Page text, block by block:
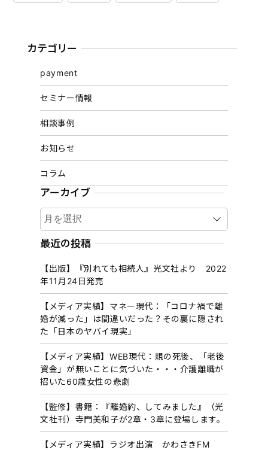
カテゴリー
payment
セミナー情報
相談事例
お知らせ
コラム
アーカイブ
ア
ー
カ
ブ
最近の投稿
【出版】『別れても相続人』光文社より 2022
年11月24日発売
【メディア実績】マネー現代：「コロナ禍で離
婚が減った」は間違いだった？その裏に隠され
た「日本のヤバイ現実」
【メディア実績】WEB現代：親の死後、「老後
資金」が無いことに気づいた・・・介護離職が
招いた60歳女性の悲劇
【監修】書籍：『離婚約、してみました』（光
文社刊）寺門美和子が2章・3章に登場します。
【メディア実績】ラジオ出演 かわさきFM